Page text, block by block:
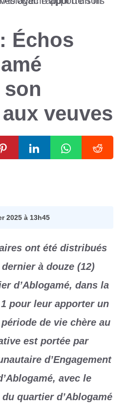
Échos
veuves
2025 à 13h45
ont été distribués
à douze (12)
d’Ablogamé, dans la
pour leur apporter un
de vie chère au
est portée par
d’Engagement
avec le
quartier d’Ablogamé